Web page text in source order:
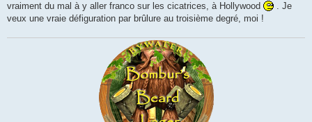
vraiment du mal à y aller franco sur les cicatrices, à Hollywood
. Je
veux une vraie défiguration par brûlure au troisième degré, moi !